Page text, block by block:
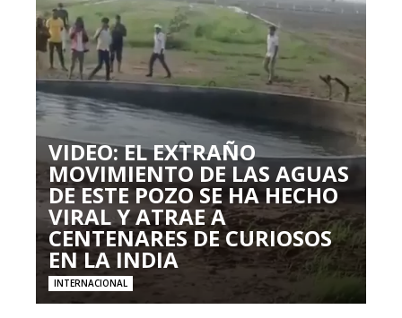
VIDEO: EL EXTRAÑO
MOVIMIENTO DE LAS AGUAS
DE ESTE POZO SE HA HECHO
VIRAL Y ATRAE A
CENTENARES DE CURIOSOS
EN LA INDIA
INTERNACIONAL